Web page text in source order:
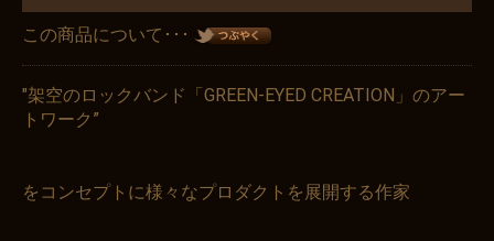
この商品について･･･
"架空のロックバンド「GREEN-EYED CREATION」のアー
トワーク”
をコンセプトに様々なプロダクトを展開する作家